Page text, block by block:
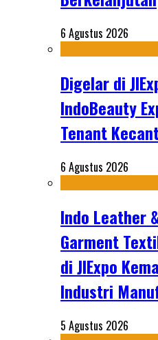
6 Agustus 2026
Digelar di
IndoBeauty
Tenant
6 Agustus 2026
Indo Leather
Garment
di JIExpo
Industri
5 Agustus 2026